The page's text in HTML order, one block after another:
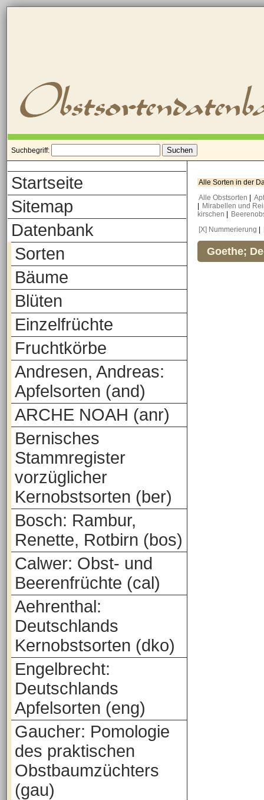
Suchbegriff:
Startseite
Sitemap
Datenbank
Sorten
Bäume
Blüten
Einzelfrüchte
Fruchtkörbe
Andresen, Andreas:
Apfelsorten (and)
ARCHE NOAH (anr)
Bernisches
Stammregister
vorzüglicher
Kernobstsorten (ber)
Bosch: Rambur,
Renette, Rotbirn (bos)
Calwer: Obst- und
Beerenfrüchte (cal)
Aehrenthal:
Deutschlands
Kernobstsorten (dko)
Engelbrecht:
Deutschlands
Apfelsorten (eng)
Gaucher: Pomologie
des praktischen
Obstbaumzüchters
(gau)
Alle Sorten in der
Alle Obstsorten
Mirabellen und
kirschen
[X] Nummerierung
Goethe;